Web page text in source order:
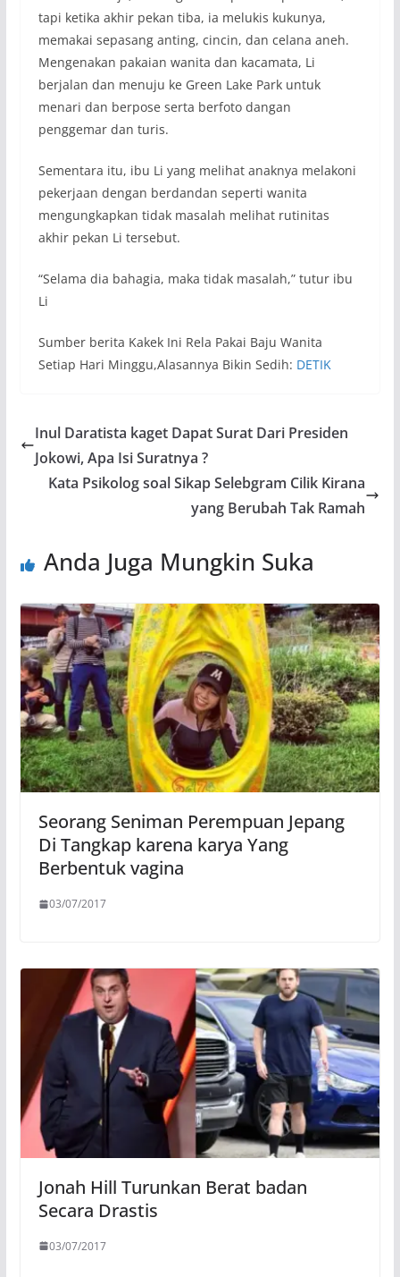
tapi ketika akhir pekan tiba, ia melukis kukunya,
memakai sepasang anting, cincin, dan celana aneh.
Mengenakan pakaian wanita dan kacamata, Li
berjalan dan menuju ke Green Lake Park untuk
menari dan berpose serta berfoto dangan
penggemar dan turis.
Sementara itu, ibu Li yang melihat anaknya melakoni
pekerjaan dengan berdandan seperti wanita
mengungkapkan tidak masalah melihat rutinitas
akhir pekan Li tersebut.
“Selama dia bahagia, maka tidak masalah,” tutur ibu
Li
Sumber berita Kakek Ini Rela Pakai Baju Wanita
Setiap Hari Minggu,Alasannya Bikin Sedih: DETIK
Inul Daratista kaget Dapat Surat Dari Presiden
Jokowi, Apa Isi Suratnya ?
Kata Psikolog soal Sikap Selebgram Cilik Kirana
yang Berubah Tak Ramah
Anda Juga Mungkin Suka
Seorang Seniman Perempuan Jepang
Di Tangkap karena karya Yang
Berbentuk vagina
03/07/2017
Jonah Hill Turunkan Berat badan
Secara Drastis
03/07/2017